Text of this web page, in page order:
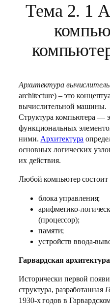
Тема 2. 1
Архитектура
architecture) – это
вычислительной машины.
Структура компьютера —
функциональных
ними.Архитектура
основных логических
их действия.
Любой компьютер состоит
блока управления;
арифметико-
(процессор);
памяти;
устройств ввода-
Гарвардская архитектура
Исторически первой
структура, разработанная
1930-х годов в